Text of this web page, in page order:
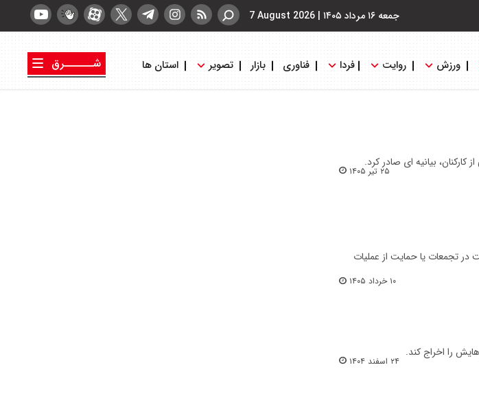
جمعه ۱۶ مرداد ۱۴۰۵ |
7 August 2026
ورزش روایت فردا فناوری بازار تصویر استان ها
شــــــرق
بیانیه ای صادر کرد.
۲۵ تیر ۱۴۰۵
علیه ایران، ۴۶۸ تن به دلیل شرکت در تجمعات یا حمایت از عملیات
۱۰ خرداد ۱۴۰۵
۲۴ اسفند ۱۴۰۴